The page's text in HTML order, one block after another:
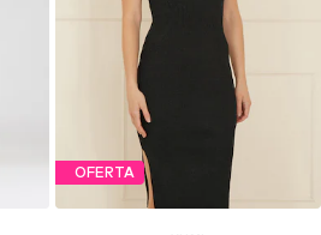
OFERTA